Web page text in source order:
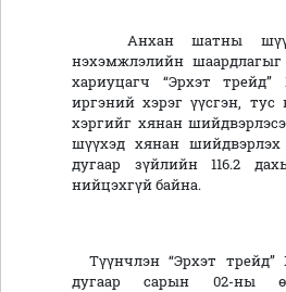
Анхан шатны шүүх
нэхэмжлэлийн шаардлагыг
хариуцагч “Эрхэт
иргэний хэрэг үүсгэн, тус
хэргийг хянан
шүүхэд хянан
дугаар зүйлийн 116.2
нийцэхгүй байна.
Түүнчлэн “Эрхэт
дугаар сарын 02-ны